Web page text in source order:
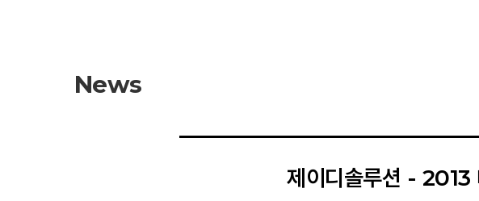
News
제이디솔루션 - 2013